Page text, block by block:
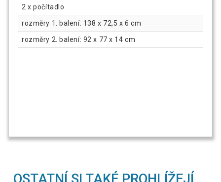
2 x počítadlo
rozměry 1. balení: 138 x 72,5 x 6 cm
rozměry 2. balení: 92 x 77 x 14 cm